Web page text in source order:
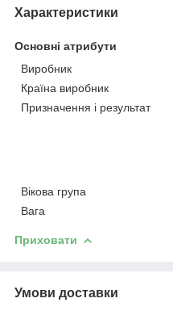
Характеристики
Основні атрибути
Виробник
Країна виробник
Призначення і результат
Вікова група
Вага
Приховати
Умови доставки